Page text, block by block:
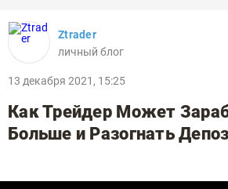
Ztrader
личный блог
13 декабря 2021, 15:25
Как Трейдер Может
Больше и Разогнать